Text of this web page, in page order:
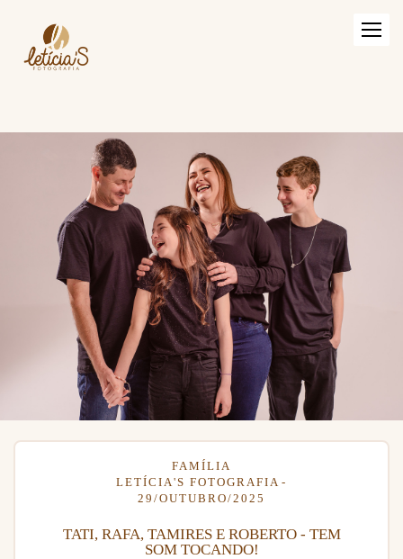
FAMÍLIA
LETÍCIA'S FOTOGRAFIA
29/OUTUBRO/2025
TATI, RAFA, TAMIRES E ROBERTO - TEM
SOM TOCANDO!